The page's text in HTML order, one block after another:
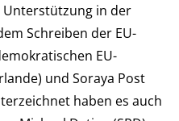
Unterstützung in der
Schreiben der EU-
EU-
und Soraya Post
haben es auch